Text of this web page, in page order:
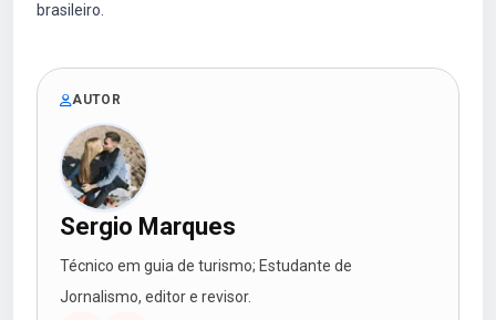
brasileiro.
AUTOR
Sergio Marques
Técnico em guia de turismo; Estudante de
Jornalismo, editor e revisor.